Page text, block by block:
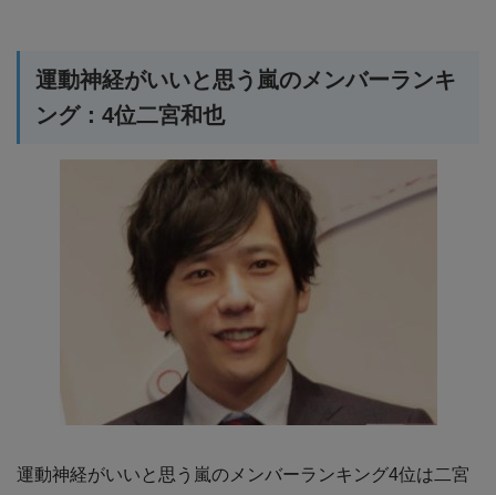
運動神経がいいと思う嵐のメンバーランキ
ング：4位二宮和也
運動神経がいいと思う嵐のメンバーランキング4位は二宮